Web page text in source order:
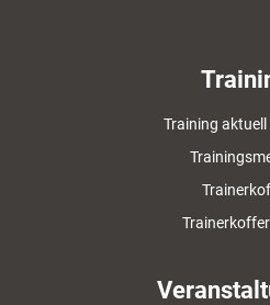
Training